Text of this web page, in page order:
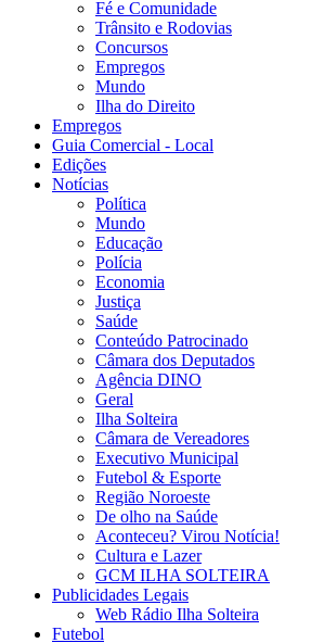
Fé e Comunidade
Trânsito e Rodovias
Concursos
Empregos
Mundo
Ilha do Direito
Empregos
Guia Comercial - Local
Edições
Notícias
Política
Mundo
Educação
Polícia
Economia
Justiça
Saúde
Conteúdo Patrocinado
Câmara dos Deputados
Agência DINO
Geral
Ilha Solteira
Câmara de Vereadores
Executivo Municipal
Futebol & Esporte
Região Noroeste
De olho na Saúde
Aconteceu? Virou Notícia!
Cultura e Lazer
GCM ILHA SOLTEIRA
Publicidades Legais
Web Rádio Ilha Solteira
Futebol